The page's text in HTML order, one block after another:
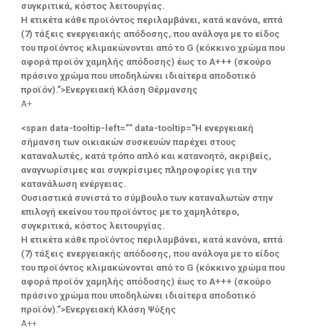
συγκριτικά, κόστος λειτουργίας.
Η ετικέτα κάθε προϊόντος περιλαμβάνει, κατά κανόνα, επτά
(7) τάξεις ενεργειακής απόδοσης, που ανάλογα με το είδος
του προϊόντος κλιμακώνονται από το G (κόκκινο χρώμα που
αφορά προϊόν χαμηλής απόδοσης) έως το Α+++ (σκούρο
πράσινο χρώμα που υποδηλώνει ιδιαίτερα αποδοτικό
προϊόν).”>Ενεργειακή Κλάση Θέρμανσης
A+
<span data-tooltip-left="" data-tooltip="Η ενεργειακή
σήμανση των οικιακών συσκευών παρέχει στους
καταναλωτές, κατά τρόπο απλό και κατανοητό, ακριβείς,
αναγνωρίσιμες και συγκρίσιμες πληροφορίες για την
κατανάλωση ενέργειας.
Ουσιαστικά συνιστά το σύμβουλο των καταναλωτών στην
επιλογή εκείνου του προϊόντος με το χαμηλότερο,
συγκριτικά, κόστος λειτουργίας.
Η ετικέτα κάθε προϊόντος περιλαμβάνει, κατά κανόνα, επτά
(7) τάξεις ενεργειακής απόδοσης, που ανάλογα με το είδος
του προϊόντος κλιμακώνονται από το G (κόκκινο χρώμα που
αφορά προϊόν χαμηλής απόδοσης) έως το Α+++ (σκούρο
πράσινο χρώμα που υποδηλώνει ιδιαίτερα αποδοτικό
προϊόν).”>Ενεργειακή Κλάση Ψύξης
A++